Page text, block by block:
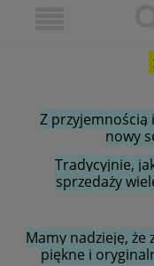
Z
nowy
Tradycyjnie,
sprzedaży
Mamy nadzieję, że
piękne i